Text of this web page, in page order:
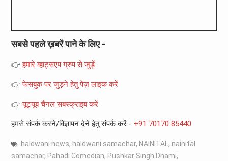
सबसे पहले ख़बरें पाने के लिए -
👉हमारे व्हाट्सएप ग्रुप से जुड़ें
👉फेसबुक पर जुड़ने हेतु पेज़ लाइक करें
👉यूट्यूब चैनल सबस्क्राइब करें
हमसे संपर्क करने/विज्ञापन देने हेतु संपर्क करें - +91 70170 85440
haldwani news, haldwani samachar, NAINITAL , nainital
samachar, Pahadi Comedian, Pushkar Singh Dhami,